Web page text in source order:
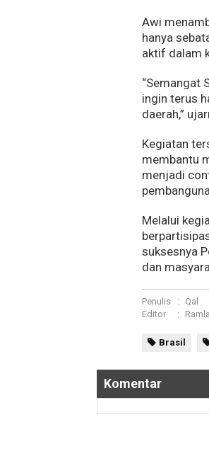
Awi
hanya
aktif dalam
“Semangat
ingin terus
daerah,”
Kegiatan
membantu
menjadi
Melalui
suksesnya
dan
Penulis :
Qal
Editor
:
Brasil
Komentar